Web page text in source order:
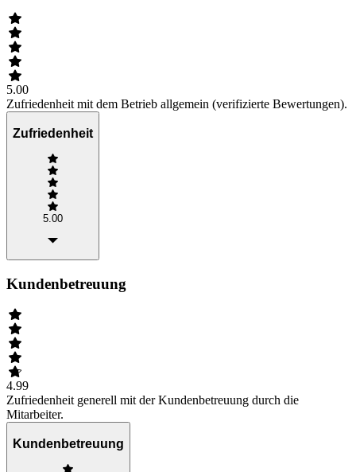
5.00
Zufriedenheit mit dem Betrieb allgemein (verifizierte Bewertungen).
Zufriedenheit
5.00
Kundenbetreuung
4.99
Zufriedenheit generell mit der Kundenbetreuung durch die
Mitarbeiter.
Kundenbetreuung